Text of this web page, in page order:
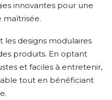
innovantes pour une
les designs modulaires
produits. En optant
et faciles à entretenir,
tout en bénéficiant